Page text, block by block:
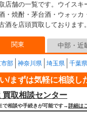
店舗の一覧です。ウイスキ
・焼酎・茅台酒・ウォッカ
酒を店頭買取しております。
関東 中部・近
部 神奈川県 埼玉県 千葉県
/まずは気軽に相談し
買取相談センター
で相談や手続きが可能です→詳細は